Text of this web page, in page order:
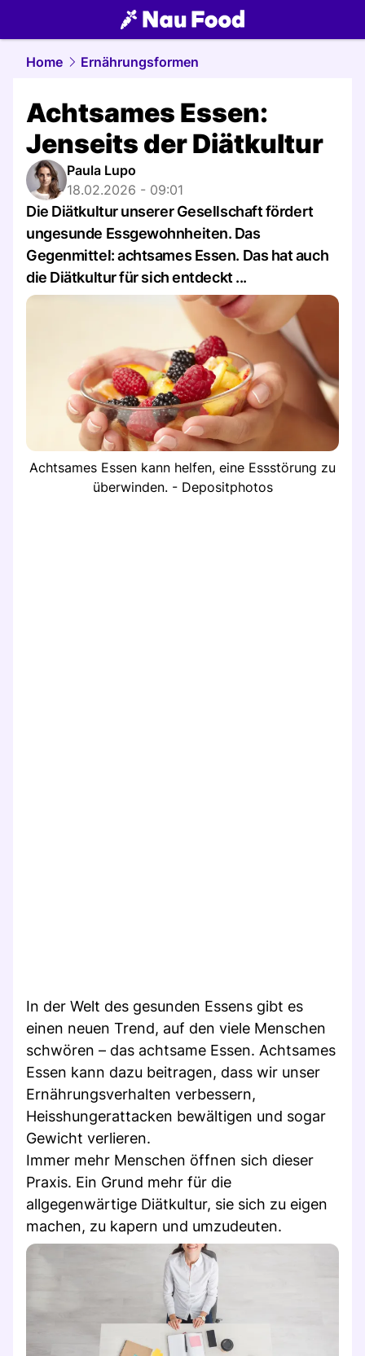
food.NAU.ch
Home Ernährungsformen
Achtsames Essen:
Jenseits der Diätkultur
Paula Lupo
18.02.2026 - 09:01
Die Diätkultur unserer Gesellschaft fördert
ungesunde Essgewohnheiten. Das
Gegenmittel: achtsames Essen. Das hat auch
die Diätkultur für sich entdeckt ...
Achtsames Essen kann helfen, eine Essstörung zu
überwinden. - Depositphotos
In der Welt des gesunden Essens gibt es
einen neuen Trend, auf den viele Menschen
schwören – das achtsame Essen. Achtsames
Essen kann dazu beitragen, dass wir unser
Ernährungsverhalten verbessern,
Heisshungerattacken bewältigen und sogar
Gewicht verlieren.
Immer mehr Menschen öffnen sich dieser
Praxis. Ein Grund mehr für die
allgegenwärtige Diätkultur, sie sich zu eigen
machen, zu kapern und umzudeuten.